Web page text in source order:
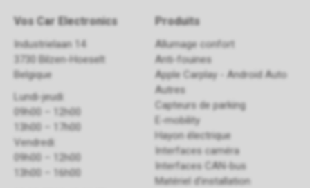
Vos Car Electronics
Industrielaan 14
3730 Bilzen-Hoeselt
Belgique
Lundi-jeudi:
09h00 – 12h00
13h00 – 17h00
Vendredi:
09h00 – 12h00
13h00 – 16h00
Produits
Allumage confort
Anti-fouines
Apple Carplay - Android Auto
Autres
Capteurs de parking
E-mobility
Hayon électrique
Interfaces caméra
Interfaces CAN-bus
Matériel d'installation